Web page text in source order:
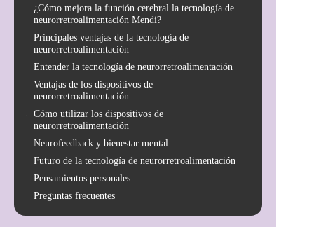
¿Cómo mejora la función cerebral la tecnología de
neurorretroalimentación Mendi?
Principales ventajas de la tecnología de
neurorretroalimentación
Entender la tecnología de neurorretroalimentación
Ventajas de los dispositivos de
neurorretroalimentación
Cómo utilizar los dispositivos de
neurorretroalimentación
Neurofeedback y bienestar mental
Futuro de la tecnología de neurorretroalimentación
Pensamientos personales
Preguntas frecuentes